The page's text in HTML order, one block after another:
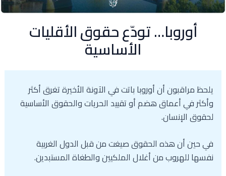
أوروبا… تودّع حقوق الأقليات
الأساسية
يلحظ مراقبون أن أوروبا باتت في الآونة الأخيرة تغرق أكثر
وأكثر في أعماق هضم أو تقييد الحريات والحقوق الأساسية
لحقوق الإنسان.
في حين أن هذه الحقوق صيغت من قبل الدول الغربية
نفسها للهروب من أغلال الملكيين والطغاة المستبدين.